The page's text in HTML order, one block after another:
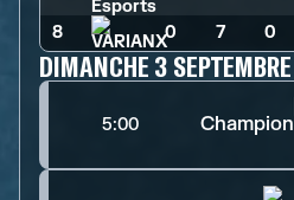
8 0 7 0
DIMANCHE 3 SEPTEMBRE
5:00 Champion